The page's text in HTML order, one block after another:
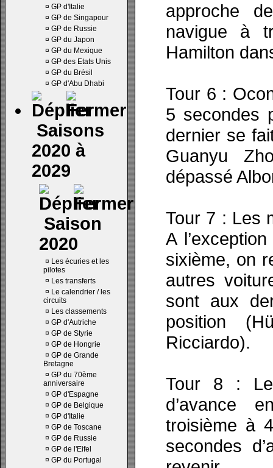
¤ GP d'Italie
¤ GP de Singapour
¤ GP de Russie
¤ GP du Japon
¤ GP du Mexique
¤ GP des Etats Unis
¤ GP du Brésil
¤ GP d'Abu Dhabi
Saisons
2020 à
2029
Saison
2020
¤ Les écuries et les
pilotes
¤ Les transferts
¤ Le calendrier / les
circuits
¤ Les classements
¤ GP d'Autriche
¤ GP de Styrie
¤ GP de Hongrie
¤ GP de Grande
Bretagne
¤ GP du 70ème
anniversaire
¤ GP d'Espagne
¤ GP de Belgique
¤ GP d'Italie
¤ GP de Toscane
¤ GP de Russie
¤ GP de l'Eifel
¤ GP du Portugal
approche
navigue à
Hamilton
Tour 6 :
5 secondes
dernier se
Guanyu
dépassé
Tour 7 : Les
A
sixième, on
autres
sont aux
position
Ricciardo).
Tour 8 :
d’avance
troisième à
secondes